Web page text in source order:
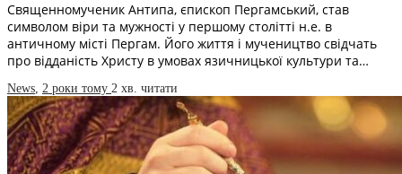
Священномученик Антипа, єпископ Пергамський, став
символом віри та мужності у першому столітті н.е. в
античному місті Пергам. Його життя і мучеництво свідчать
про відданість Христу в умовах язичницької культури та…
News, 2 роки тому 2 хв. читати